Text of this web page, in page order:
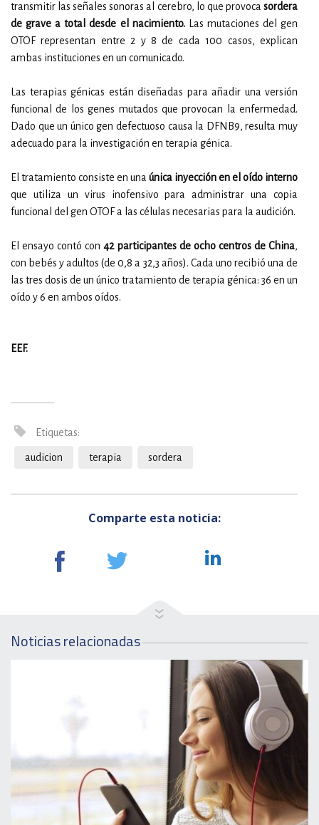
transmitir las señales sonoras al cerebro, lo que provoca sordera
de grave a total desde el nacimiento.Las mutaciones del gen
OTOF representan entre 2 y 8 de cada 100 casos, explican
ambas instituciones en un comunicado.
Las terapias génicas están diseñadas para añadir una versión
funcional de los genes mutados que provocan la enfermedad.
Dado que un único gen defectuoso causa la DFNB9, resulta muy
adecuado para la investigación en terapia génica.
El tratamiento consiste en una única inyección en el oído interno
que utiliza un virus inofensivo para administrar una copia
funcional del gen OTOF a las células necesarias para la audición.
El ensayo contó con 42 participantes de ocho centros de China,
con bebés y adultos (de 0,8 a 32,3 años). Cada uno recibió una de
las tres dosis de un único tratamiento de terapia génica: 36 en un
oído y 6 en ambos oídos.
EEF.
Etiquetas:
audicion terapia sordera
Comparte esta noticia:
Noticias relacionadas